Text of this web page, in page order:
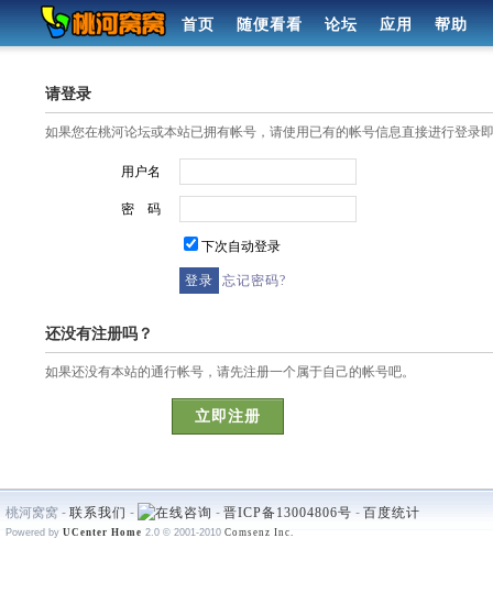
首页 随便看看 论坛 应用 帮助
请登录
如果您在桃河论坛或本站已拥有帐号，请使用已有的帐号信息直接进行登录
用户名
密 码
下次自动登录
忘记密码?
还没有注册吗？
如果还没有本站的通行帐号，请先注册一个属于自己的帐号吧。
立即注册
桃河窝窝 - 联系我们 - - 晋ICP备13004806号 - 百度统计
Powered by UCenter Home 2.0 © 2001-2010 Comsenz Inc.